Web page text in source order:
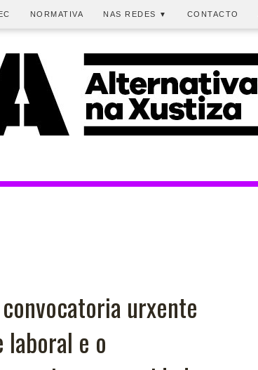
NORMATIVA NAS REDES ▼ CONTACTO
urxente
laboral e o